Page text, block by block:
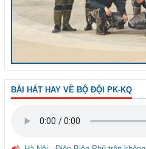
BÀI HÁT HAY VỀ BỘ ĐỘI PK-KQ